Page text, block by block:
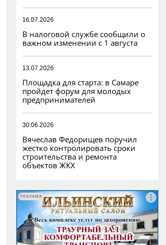
16.07.2026
В налоговой службе сообщили о
важном изменении с 1 августа
13.07.2026
Площадка для старта: в Самаре
пройдет форум для молодых
предпринимателей
30.06.2026
Вячеслав Федорищев поручил
жестко контролировать сроки
строительства и ремонта
объектов ЖКХ
РЕКЛАМА